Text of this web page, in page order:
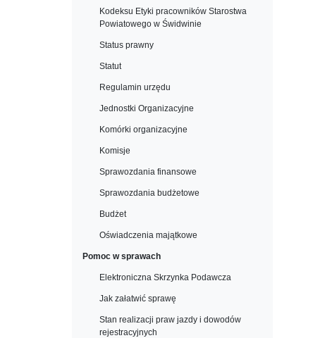
Kodeksu Etyki pracowników Starostwa
Powiatowego w Świdwinie
Status prawny
Statut
Regulamin urzędu
Jednostki Organizacyjne
Komórki organizacyjne
Komisje
Sprawozdania finansowe
Sprawozdania budżetowe
Budżet
Oświadczenia majątkowe
Pomoc w sprawach
Elektroniczna Skrzynka Podawcza
Jak załatwić sprawę
Stan realizacji praw jazdy i dowodów
rejestracyjnych